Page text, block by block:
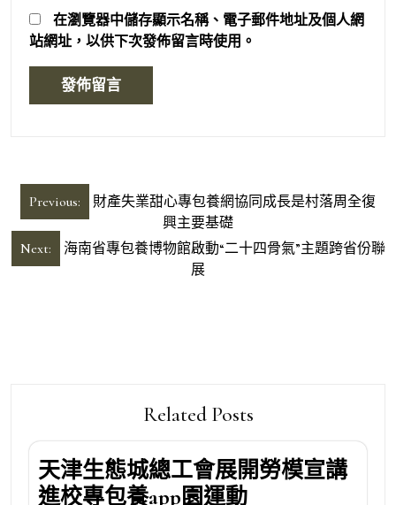
在瀏覽器中儲存顯示名稱、電子郵件地址及個人網
站網址，以供下次發佈留言時使用。
文
章
導
Previous:
財產失業甜心專包養網協同成長是村落周全復
興主要基礎
Next:
海南省專包養博物館啟動“二十四骨氣”主題跨省份聯
展
Related Posts
天津生態城總工會展開勞模宣講
進校專包養app園運動